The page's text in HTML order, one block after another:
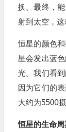
换。最终，
射到太空，这
恒星的颜色
星会发出蓝
光。我们看
因为它们的
大约为5500
恒星的生命